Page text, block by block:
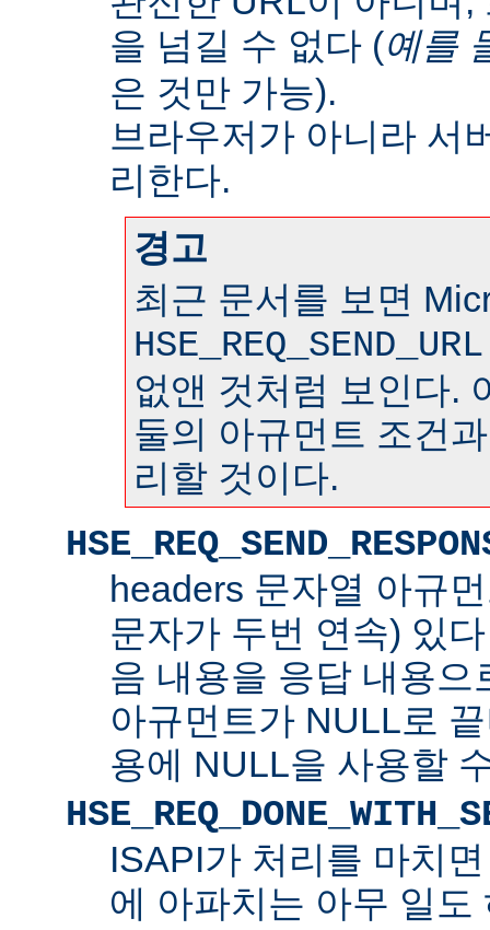
을 넘길 수 없다 (예를
은 것만 가능).
브라우저가 아니라 서
리한다.
경고
최근 문서를 보면
HSE_REQ_SEND_URL
없앤 것처럼 보인다.
둘의 아규먼트 조건
리할 것이다.
headers 문자열 아규
문자가 두번 연속) 있
음 내용을 응답 내용
아규먼트가 NULL로
용에 NULL을 사용할
ISAPI가 처리를 마치
에 아파치는 아무 일도